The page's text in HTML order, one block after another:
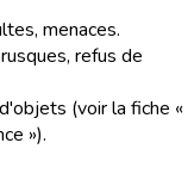
menaces.
refus de
(voir la fiche «
»).